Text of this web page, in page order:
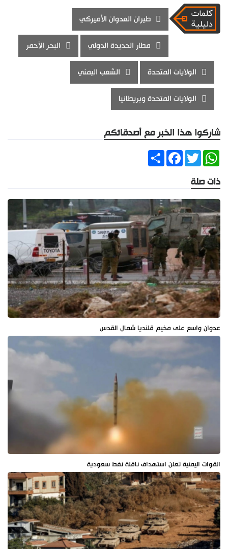
طيران العدوان الأميركي
مطار الحديدة الدولي البحر الأحمر
الولايات المتحدة الشعب اليمني
الولايات المتحدة وبريطانيا
شاركوا هذا الخبر مع أصدقائكم
ShareFacebookTwitter
WhatsApp
ذات صلة
عدوان واسع على مخيم قلنديا شمال القدس
القوات اليمنية تعلن استهداف ناقلة نفط سعودية